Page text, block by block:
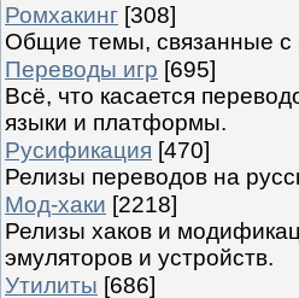
Ромхакинг [308]
Общие темы, связанные с
Переводы игр [695]
Всё, что касается
языки и платформы.
Русификация [470]
Релизы переводов на
Мод-хаки [2218]
Релизы хаков и
эмуляторов и устройств.
Утилиты [686]